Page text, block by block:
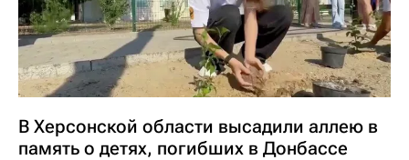
В Херсонской области высадили аллею в
память о детях, погибших в Донбассе